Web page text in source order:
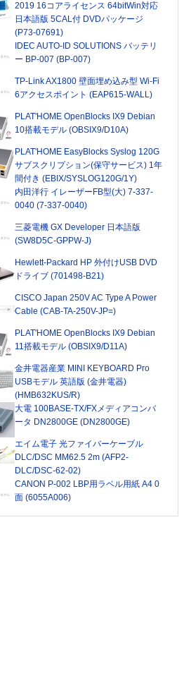
2019 16コアライセンス 64bitWin対応
日本語版 5CAL付 DVDパッケージ
(P73-07691)
IDEC AUTO-ID SOLUTIONS バッテリ
ー BP-007 (BP-007)
TP-Link AX1800 壁面埋め込み型 Wi-Fi
6アクセスポイント (EAP615-WALL)
PLAT'HOME OpenBlocks IX9 Debian
10搭載モデル (OBSIX9/D10A)
PLAT'HOME EasyBlocks Syslog 120G
サブスクリプション(保守サービス) 1年
間付き (EBIX/SYSLOG120G/1Y)
内田洋行 イレーザーFB型(大) 7-337-
0040 (7-337-0040)
三菱電機 GX Developer 日本語版
(SW8D5C-GPPW-J)
Hewlett-Packard HP 外付けUSB DVD
ドライブ (701498-B21)
CISCO Japan 250V AC Type A Power
Cable (CAB-TA-250V-JP=)
PLAT'HOME OpenBlocks IX9 Debian
11搭載モデル (OBSIX9/D11A)
金井電器産業 MINI KEYBOARD Pro
USBモデル 英語版 (金井電器)
(HMB632KUS/R)
大電 100BASE-TX/FXメディアコンバ
ータ DN2800GE (DN2800GE)
エイム電子 光ファイバーケーブル
DLC/DSC MM62.5 2m (AFP2-
DLC/DSC-62-02)
CANON P-002 LBP用ラベル用紙 A4 0
面 (6055A006)